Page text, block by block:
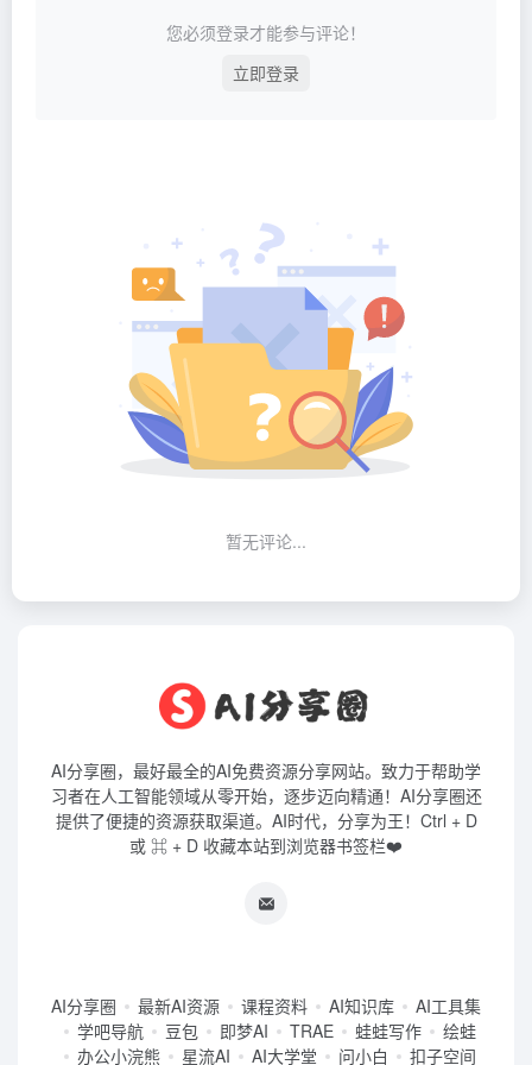
您必须登录才能参与评论！
立即登录
暂无评论...
AI分享圈，最好最全的AI免费资源分享网站。致力于帮助学
习者在人工智能领域从零开始，逐步迈向精通！AI分享圈还
提供了便捷的资源获取渠道。AI时代，分享为王！Ctrl + D
或 ⌘ + D 收藏本站到浏览器书签栏❤️
AI分享圈 最新AI资源 课程资料 AI知识库
AI工具集
学吧导航
豆包 即梦AI TRAE 蛙蛙写作
绘蛙
办公小浣熊
星流AI AI大学堂 问小白 扣子空间